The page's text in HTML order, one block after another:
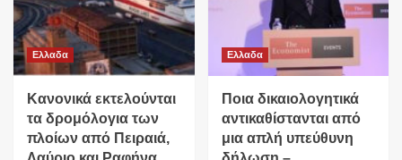
Ελλαδα
Κανονικά εκτελούνται
τα δρομόλογια των
πλοίων από Πειραιά,
Ελλαδα
Ποια δικαιολογητικά
αντικαθίστανται από
μια απλή υπεύθυνη